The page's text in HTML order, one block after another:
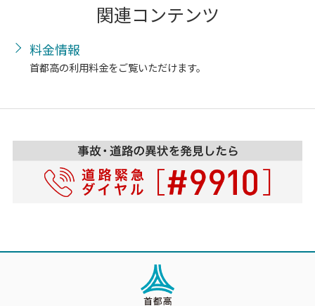
関連コンテンツ
料金情報
首都高の利用料金をご覧いただけます。